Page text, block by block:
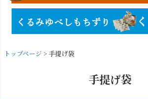
トップページ 手提げ袋
手提げ袋